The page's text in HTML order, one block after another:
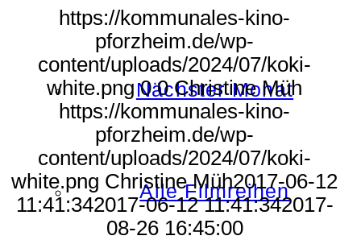
Nächster Monat
Alle Filmreihen
https://kommunales-kino-
pforzheim.de/wp-
content/uploads/2024/07/koki-
white.png 0 0 Christine Müh
https://kommunales-kino-
pforzheim.de/wp-
content/uploads/2024/07/koki-
white.png Christine Müh2017-06-12
11:41:342017-06-12 11:41:342017-
08-26 16:45:00